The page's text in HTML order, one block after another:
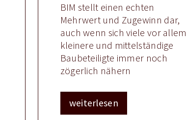
BIM stellt einen echten
Mehrwert und Zugewinn dar,
auch wenn sich viele vor allem
kleinere und mittelständige
Baubeteiligte immer noch
zögerlich nähern
weiterlesen